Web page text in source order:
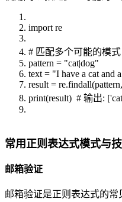
import re
# 匹配多个可能的模式
pattern = "cat|dog"
text = "I have a cat and
result =
print(result) # 输出:
常用正则表达式模式与
邮箱验证
邮箱验证是正则表达式的